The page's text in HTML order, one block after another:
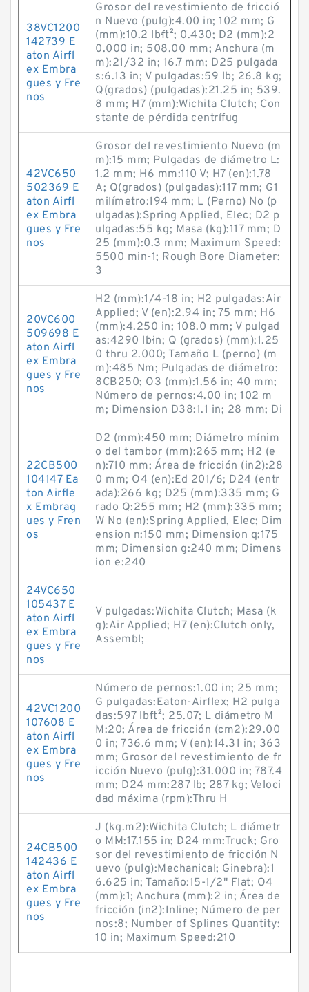
38VC1200
142739 E
aton Airfl
ex Embra
gues y Fre
nos
Grosor del revestimiento de fricció
n Nuevo (pulg):4.00 in; 102 mm; G
(mm):10.2 lb·ft²; 0.430; D2 (mm):2
0.000 in; 508.00 mm; Anchura (m
m):21/32 in; 16.7 mm; D25 pulgada
s:6.13 in; V pulgadas:59 lb; 26.8 kg;
Q(grados) (pulgadas):21.25 in; 539.
8 mm; H7 (mm):Wichita Clutch; Con
stante de pérdida centrífug
42VC650
502369 E
aton Airfl
ex Embra
gues y Fre
nos
Grosor del revestimiento Nuevo (m
m):15 mm; Pulgadas de diámetro L:
1.2 mm; H6 mm:110 V; H7 (en):1.78
A; Q(grados) (pulgadas):117 mm; G1
milímetro:194 mm; L (Perno) No (p
ulgadas):Spring Applied, Elec; D2 p
ulgadas:55 kg; Masa (kg):117 mm; D
25 (mm):0.3 mm; Maximum Speed:
5500 min-1; Rough Bore Diameter:
3
20VC600
509698 E
aton Airfl
ex Embra
gues y Fre
nos
H2 (mm):1/4-18 in; H2 pulgadas:Air
Applied; V (en):2.94 in; 75 mm; H6
(mm):4.250 in; 108.0 mm; V pulgad
as:4290 lb·in; Q (grados) (mm):1.25
0 thru 2.000; Tamaño L (perno) (m
m):485 Nm; Pulgadas de diámetro:
8CB250; O3 (mm):1.56 in; 40 mm;
Número de pernos:4.00 in; 102 m
m; Dimension D38:1.1 in; 28 mm; Di
22CB500
104147 Ea
ton Airfle
x Embrag
ues y Fren
os
D2 (mm):450 mm; Diámetro mínim
o del tambor (mm):265 mm; H2 (e
n):710 mm; Área de fricción (in2):28
0 mm; O4 (en):Ed 201/6; D24 (entr
ada):266 kg; D25 (mm):335 mm; G
rado Q:255 mm; H2 (mm):335 mm;
W No (en):Spring Applied, Elec; Dim
ension n:150 mm; Dimension q:175
mm; Dimension g:240 mm; Dimens
ion e:240
24VC650
105437 E
aton Airfl
ex Embra
gues y Fre
nos
V pulgadas:Wichita Clutch; Masa (k
g):Air Applied; H7 (en):Clutch only,
Assembl;
42VC1200
107608 E
aton Airfl
ex Embra
gues y Fre
nos
Número de pernos:1.00 in; 25 mm;
G pulgadas:Eaton-Airflex; H2 pulga
das:597 lb·ft²; 25.07; L diámetro M
M:20; Área de fricción (cm2):29.00
0 in; 736.6 mm; V (en):14.31 in; 363
mm; Grosor del revestimiento de fr
icción Nuevo (pulg):31.000 in; 787.4
mm; D24 mm:287 lb; 287 kg; Veloci
dad máxima (rpm):Thru H
24CB500
142436 E
aton Airfl
ex Embra
gues y Fre
nos
J (kg.m2):Wichita Clutch; L diámetr
o MM:17.155 in; D24 mm:Truck; Gro
sor del revestimiento de fricción N
uevo (pulg):Mechanical; Ginebra):1
6.625 in; Tamaño:15-1/2" Flat; O4
(mm):1; Anchura (mm):2 in; Área de
fricción (in2):Inline; Número de per
nos:8; Number of Splines Quantity:
10 in; Maximum Speed:210